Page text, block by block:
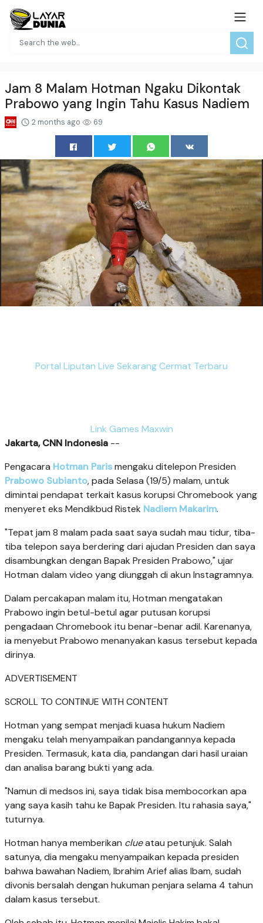
Jam 8 Malam Hotman Ngaku Dikontak
Prabowo yang Ingin Tahu Kasus Nadiem
2 months ago 69
Portal Liputan Live Sekarang Cermat Terbaru
Link Games Maxwin
Jakarta, CNN Indonesia --
Pengacara Hotman Parismengaku ditelepon Presiden
Prabowo Subianto, pada Selasa (19/5) malam, untuk
dimintai pendapat terkait kasus korupsi Chromebook yang
menyeret eks Mendikbud Ristek Nadiem Makarim.
"Tepat jam 8 malam pada saat saya sudah mau tidur, tiba-
tiba telepon saya berdering dari ajudan Presiden dan saya
disambungkan dengan Bapak Presiden Prabowo," ujar
Hotman dalam video yang diunggah di akun Instagramnya.
Dalam percakapan malam itu, Hotman mengatakan
Prabowo ingin betul-betul agar putusan korupsi
pengadaan Chromebook itu benar-benar adil. Karenanya,
ia menyebut Prabowo menanyakan kasus tersebut kepada
dirinya.
ADVERTISEMENT
SCROLL TO CONTINUE WITH CONTENT
Hotman yang sempat menjadi kuasa hukum Nadiem
mengaku telah menyampaikan pandangannya kepada
Presiden. Termasuk, kata dia, pandangan dari hasil uraian
dan analisa barang bukti yang ada.
"Namun di medsos ini, saya tidak bisa membocorkan apa
yang saya kasih tahu ke Bapak Presiden. Itu rahasia saya,"
tuturnya.
Hotman hanya memberikan clueatau petunjuk. Salah
satunya, dia mengaku menyampaikan kepada presiden
bahwa bawahan Nadiem, Ibrahim Arief alias Ibam, sudah
divonis bersalah dengan hukuman penjara selama 4 tahun
dalam kasus tersebut.